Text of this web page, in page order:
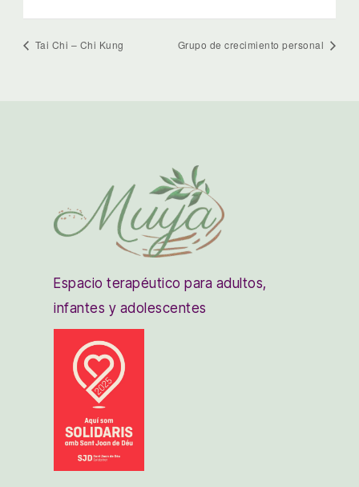
Tai Chi – Chi Kung Grupo de crecimiento personal
Espacio terapéutico para adultos,
infantes y adolescentes